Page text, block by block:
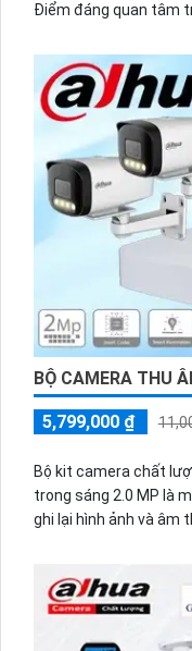
Điểm đáng quan tâm
chống nước, chống
khắc nghiệt. Đặc biệt, trọn bộ này được tích hợp công nghệ
AHD, CVI, TVI, BCS
cáp đồng trục.
Công nghệ được tích
dụng trọn bộ với
Hình ảnh và âm
camera dahua trong
không bị mờ hay gãy,
với nhu cầu và ngân
Tuy
BỘ CAMERA THU
5,799,000 ₫
Bộ kit camera chất
trong sáng 2.0 MP là
ghi lại hình ảnh và âm
phân giải 2.0 MP, cho
trong bộ kit này cũng
cho phép bạn nghe